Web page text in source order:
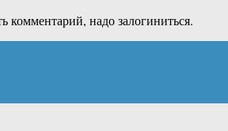
комментарий, надо залогиниться.